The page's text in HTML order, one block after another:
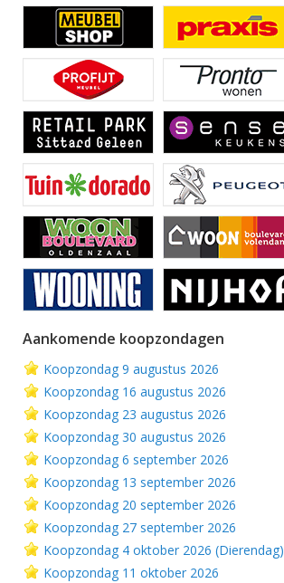
Aankomende koopzondagen
Koopzondag 9 augustus 2026
Koopzondag 16 augustus 2026
Koopzondag 23 augustus 2026
Koopzondag 30 augustus 2026
Koopzondag 6 september 2026
Koopzondag 13 september 2026
Koopzondag 20 september 2026
Koopzondag 27 september 2026
Koopzondag 4 oktober 2026 (Dierendag)
Koopzondag 11 oktober 2026